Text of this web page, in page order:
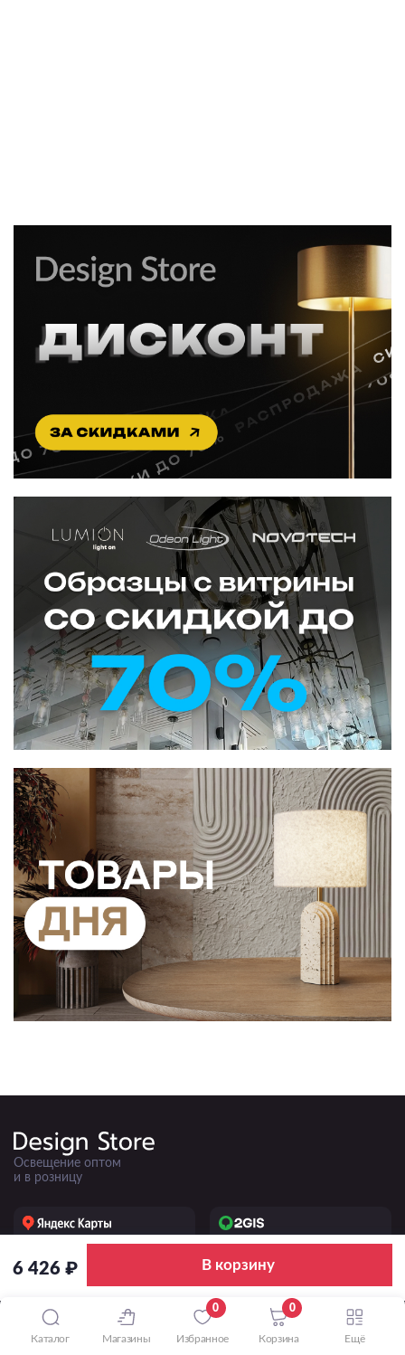
6 426 ₽ В корзину
Освещение оптом
и в розницу
50+ отзывов 220+ отзывов
ПРИНИМАЕМ К ОПЛАТЕ
Каталог Магазины
0
Избранное
0
Корзина Ещё